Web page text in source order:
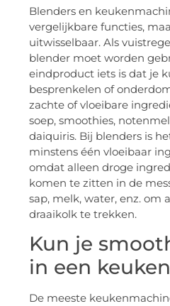
Blenders en
vergelijkbare functies,
uitwisselbaar. Als
blender moet worden
eindproduct iets is dat je
besprenkelen of
zachte of vloeibare
soep, smoothies,
daiquiris. Bij blenders is
minstens één vloeibaar
omdat alleen droge
komen te zitten in de
sap, melk, water, enz. om
draaikolk te trekken.
Kun je
in een
De meeste